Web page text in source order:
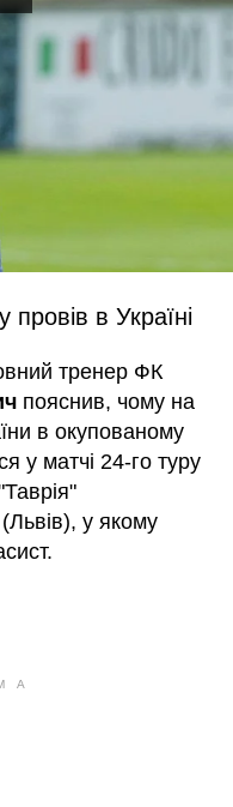
в Україні
тренер ФК
пояснив, чому на
в окупованому
у матчі 24-го туру
у якому